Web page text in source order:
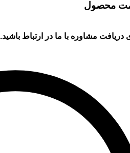
محصول
دریافت مشاوره با ما در ارتباط باشید.